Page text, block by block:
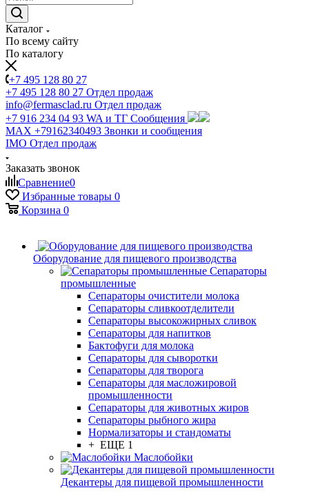
Каталог
По всему сайту
По каталогу
+7 495 128 80 27
+7 495 128 80 27 Отдел продаж
info@fermasclad.ru Отдел продаж
+7 916 234 04 93 WA и ТГ Сообщения
MAX +79162340493 Звонки и сообщения
IMO Отдел продаж
Заказать звонок
Сравнение0
Избранные товары 0
Корзина 0
Оборудование для пищевого производства
Сепараторы
промышленные
Сепараторы очистители молока
Сепараторы сливкоотделители
Сепараторы высокожирных сливок
Сепараторы для напитков
Бактофуги для молока
Сепараторы для сыворотки
Сепараторы для творога
Сепараторы для масложировой
промышленности
Сепараторы для животных жиров
Сепараторы рыбного жира
Нормализаторы и стандоматы
+ ЕЩЕ 1
Маслобойки
Декантеры для пищевой промышленности